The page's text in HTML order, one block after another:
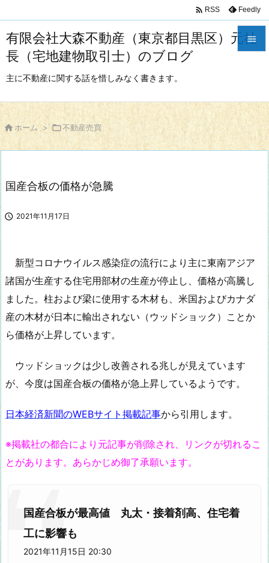
有限会社大森不動産（東京都目黒区）元社
長（宅地建物取引士）のブログ
主に不動産に関する話を惜しみなく書きます。

サイド

前へ
 RSS Feedly
 ホーム > 不動産売買
国産合板の価格が急騰
 2021年11月17日
新型コロナウイルス感染症の流行により主に東南アジア
諸国が生産する住宅用部材の生産が停止し、価格が高騰し
ました。柱および梁に使用する木材も、米国およびカナダ
産の木材が日本に輸出されない（ウッドショック）ことか
ら価格が上昇しています。
ウッドショックは少し改善される兆しが見えています
が、今度は国産合板の価格が急上昇しているようです。
日本経済新聞のWEBサイト掲載記事から引用します。
※掲載社の都合により元記事が削除され、リンクが切れるこ
とがあります。あらかじめ御了承願います。
国産合板が最高値 丸太・接着剤高、住宅着
工に影響も
2021年11月15日 20:30